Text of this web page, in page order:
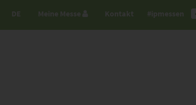
#ipmessen
DE Meine Messe Kontakt